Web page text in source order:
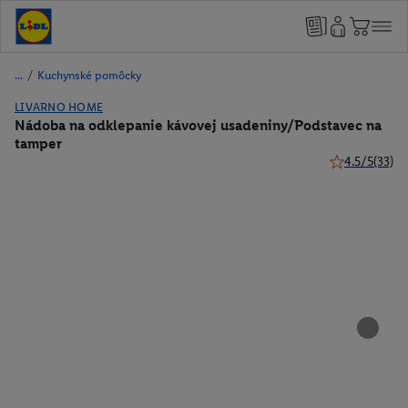
/ Kuchynské pomôcky
LIVARNO HOME
Nádoba na odklepanie kávovej usadeniny/Podstavec na
tamper
4.5/5(33)